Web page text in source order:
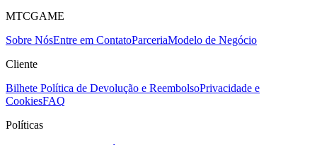
MTCGAME
Sobre NósEntre em ContatoParceriaModelo de Negócio
Cliente
Bilhete Política de Devolução e ReembolsoPrivacidade e
CookiesFAQ
Políticas